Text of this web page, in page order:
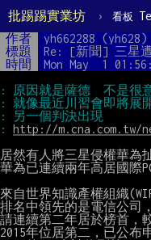
批踢踢實業坊 › 看板
作者 yh662288 (yh628)
標題
Re: [新聞] 三星
時間
Mon May  1
: http://m.cna.com.tw/
居然有人將三星侵權華為
華為已連續兩年高居國際
來自世界知識產權組織
排名中領先的是電信公司
請連續第二年居於榜首，
2015年位居第二，已公布